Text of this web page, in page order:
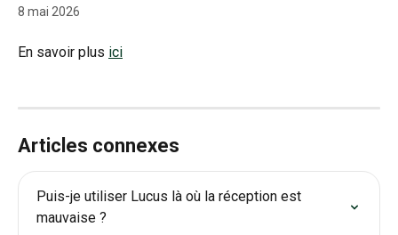
8 mai 2026
En savoir plus ici
Articles connexes
Puis-je utiliser Lucus là où la réception est
mauvaise ?